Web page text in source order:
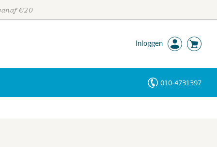
€20
Inloggen
010-4731397
Personen